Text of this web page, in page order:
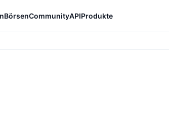
BörsenCommunityAPIProdukte